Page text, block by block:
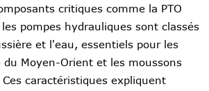
critiques comme la PTO
pompes hydrauliques sont classés
et l'eau, essentiels pour les
du Moyen-Orient et les moussons
caractéristiques expliquent